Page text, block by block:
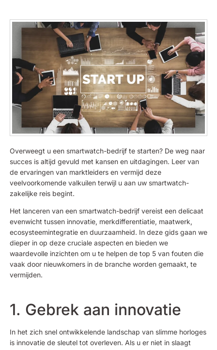
Overweegt u een smartwatch-bedrijf te starten? De weg naar
succes is altijd gevuld met kansen en uitdagingen. Leer van
de ervaringen van marktleiders en vermijd deze
veelvoorkomende valkuilen terwijl u aan uw smartwatch-
zakelijke reis begint.
Het lanceren van een smartwatch-bedrijf vereist een delicaat
evenwicht tussen innovatie, merkdifferentiatie, maatwerk,
ecosysteemintegratie en duurzaamheid. In deze gids gaan we
dieper in op deze cruciale aspecten en bieden we
waardevolle inzichten om u te helpen de top 5 van fouten die
vaak door nieuwkomers in de branche worden gemaakt, te
vermijden.
1. Gebrek aan innovatie
In het zich snel ontwikkelende landschap van slimme horloges
is innovatie de sleutel tot overleven. Als u er niet in slaagt